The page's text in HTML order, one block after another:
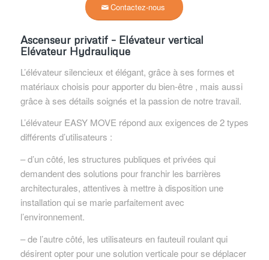
Contactez-nous
Ascenseur privatif – Elévateur vertical
Elévateur Hydraulique
L’élévateur silencieux et élégant, grâce à ses formes et
matériaux choisis pour apporter du bien-être , mais aussi
grâce à ses détails soignés et la passion de notre travail.
L’élévateur EASY MOVE répond aux exigences de 2 types
différents d’utilisateurs :
– d’un côté, les structures publiques et privées qui
demandent des solutions pour franchir les barrières
architecturales, attentives à mettre à disposition une
installation qui se marie parfaitement avec
l’environnement.
– de l’autre côté, les utilisateurs en fauteuil roulant qui
désirent opter pour une solution verticale pour se déplacer